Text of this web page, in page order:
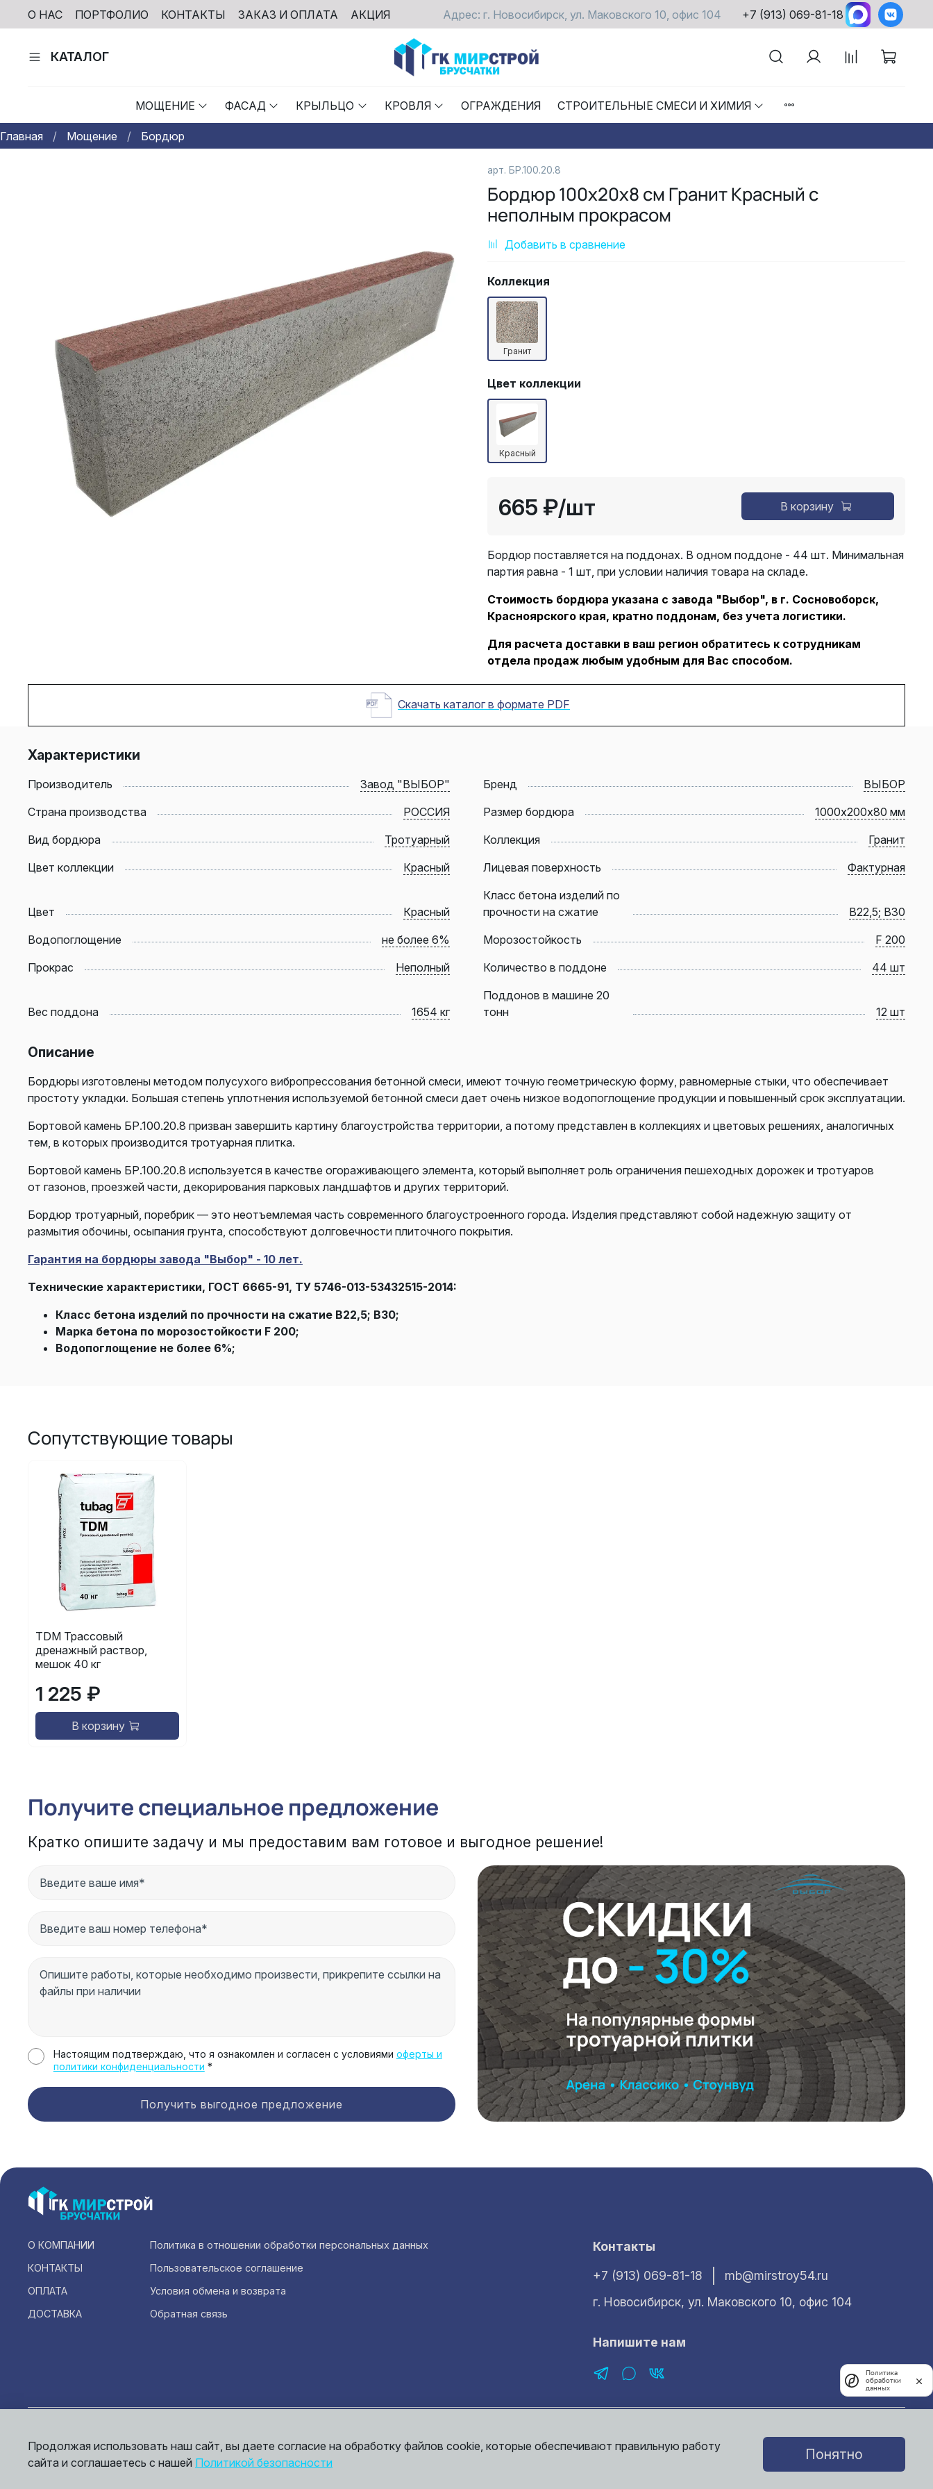
О НАС ПОРТФОЛИО КОНТАКТЫ ЗАКАЗ И ОПЛАТА АКЦИЯ Адрес: г. Новосибирск, ул. Маковского 10, офис 104 +7 (913) 069-81-18
КАТАЛОГ
МОЩЕНИЕ ФАСАД КРЫЛЬЦО КРОВЛЯ ОГРАЖДЕНИЯ СТРОИТЕЛЬНЫЕ СМЕСИ И ХИМИЯ
Главная Мощение Бордюр
арт. БР.100.20.8
Бордюр 100х20х8 см Гранит Красный с
неполным прокрасом
Добавить в сравнение
Коллекция
Гранит
Цвет коллекции
Красный
665 ₽/шт В корзину
Бордюр поставляется на поддонах. В одном поддоне - 44 шт. Минимальная
партия равна - 1 шт, при условии наличия товара на складе.
Стоимость бордюра указана с завода "Выбор", в г. Сосновоборск,
Красноярского края, кратно поддонам, без учета логистики.
Для расчета доставки в ваш регион обратитесь к сотрудникам
отдела продаж любым удобным для Вас способом.
Скачать каталог в формате PDF
Характеристики
Производитель Завод "ВЫБОР" Бренд
ВЫБОР
Страна производства
РОССИЯ Размер бордюра
1000х200х80 мм
Вид бордюра
Тротуарный Коллекция
Гранит
Цвет коллекции
Красный Лицевая поверхность Фактурная
Цвет Красный
Класс бетона изделий по
прочности на сжатие
B22,5; B30
Водопоглощение
не более 6% Морозостойкость
F 200
Прокрас
Неполный Количество в поддоне 44 шт
Вес поддона 1654 кг
Поддонов в машине 20
тонн
12 шт
Описание
Бордюры изготовлены методом полусухого вибропрессования бетонной смеси, имеют точную геометрическую форму, равномерные стыки, что обеспечивает
простоту укладки. Большая степень уплотнения используемой бетонной смеси дает очень низкое водопоглощение продукции и повышенный срок эксплуатации.
Бортовой камень БР.100.20.8 призван завершить картину благоустройства территории, а потому представлен в коллекциях и цветовых решениях, аналогичных
тем, в которых производится тротуарная плитка.
Бортовой камень БР.100.20.8 используется в качестве огораживающего элемента, который выполняет роль ограничения пешеходных дорожек и тротуаров
от газонов, проезжей части, декорирования парковых ландшафтов и других территорий.
Бордюр тротуарный, поребрик — это неотъемлемая часть современного благоустроенного города. Изделия представляют собой надежную защиту от
размытия обочины, осыпания грунта, способствуют долговечности плиточного покрытия.
Гарантия на бордюры завода "Выбор" - 10 лет.
Технические характеристики, ГОСТ 6665-91, ТУ 5746-013-53432515-2014:
Класс бетона изделий по прочности на сжатие В22,5; В30;
Марка бетона по морозостойкости F 200;
Водопоглощение не более 6%;
Сопутствующие товары
TDM Трассовый
дренажный раствор,
мешок 40 кг
1 225 ₽
В корзину
Получите специальное предложение
Кратко опишите задачу и мы предоставим вам готовое и выгодное решение!
Настоящим подтверждаю, что я ознакомлен и согласен с условиями оферты и
политики конфиденциальности *
Получить выгодное предложение
О КОМПАНИИ
КОНТАКТЫ
ОПЛАТА
ДОСТАВКА
Политика в отношении обработки персональных данных
Пользовательское соглашение
Условия обмена и возврата
Обратная связь
Контакты
+7 (913) 069-81-18
mb@mirstroy54.ru
г. Новосибирск, ул. Маковского 10, офис 104
Напишите нам
© 2026,Мирбрусчатки
офертой. Точные сведения о ценах, условиях продажи и доставки вы можете получить у наших менеджеров.
Политика конфиденциальности
Продолжая использовать наш сайт, вы даете согласие на обработку файлов cookie, которые обеспечивают правильную работу
сайта и соглашаетесь с нашей Политикой безопасности Понятно
Политика
обработки
данных